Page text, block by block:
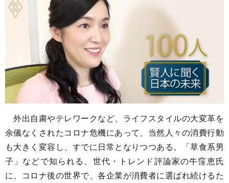
外出自粛やテレワークなど、ライフスタイルの大変革を
余儀なくされたコロナ危機にあって、当然人々の消費行動
も大きく変容し、すでに日常となりつつある。「草食系男
子」などで知られる、世代・トレンド評論家の牛窪恵氏
に、コロナ後の世界で、各企業が消費者に選ばれ続けるた